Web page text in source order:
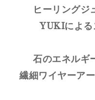
ヒーリングジ
YUKIによる
石のエネルギ
繊細ワイヤーア